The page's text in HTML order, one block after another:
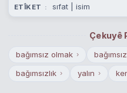
ETÎKET sıfat | isim
Çekuyê
bağımsız olmak ›
bağımsızlık › yalın ›